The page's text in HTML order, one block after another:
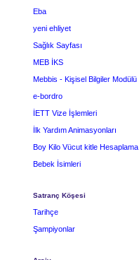
Eba
yeni ehliyet
Sağlık Sayfası
MEB İKS
Mebbis - Kişisel Bilgiler Modülü
e-bordro
İETT Vize İşlemleri
İlk Yardım Animasyonları
Boy Kilo Vücut kitle Hesaplama
Bebek İsimleri
Satranç Köşesi
Tarihçe
Şampiyonlar